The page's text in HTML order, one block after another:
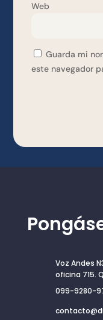
Web
Guarda mi
este navegador
Voz Andes
oficina 715.
099-9280-